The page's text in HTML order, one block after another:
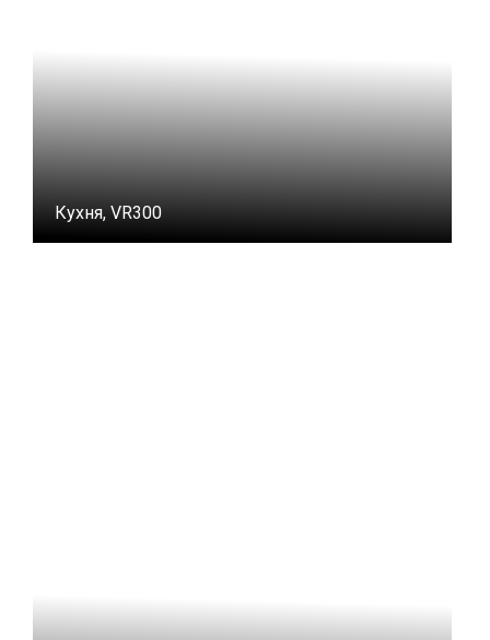
Кухня, VR300